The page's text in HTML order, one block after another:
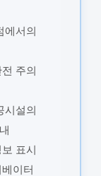
에서의
주의
시설의
표시
이터